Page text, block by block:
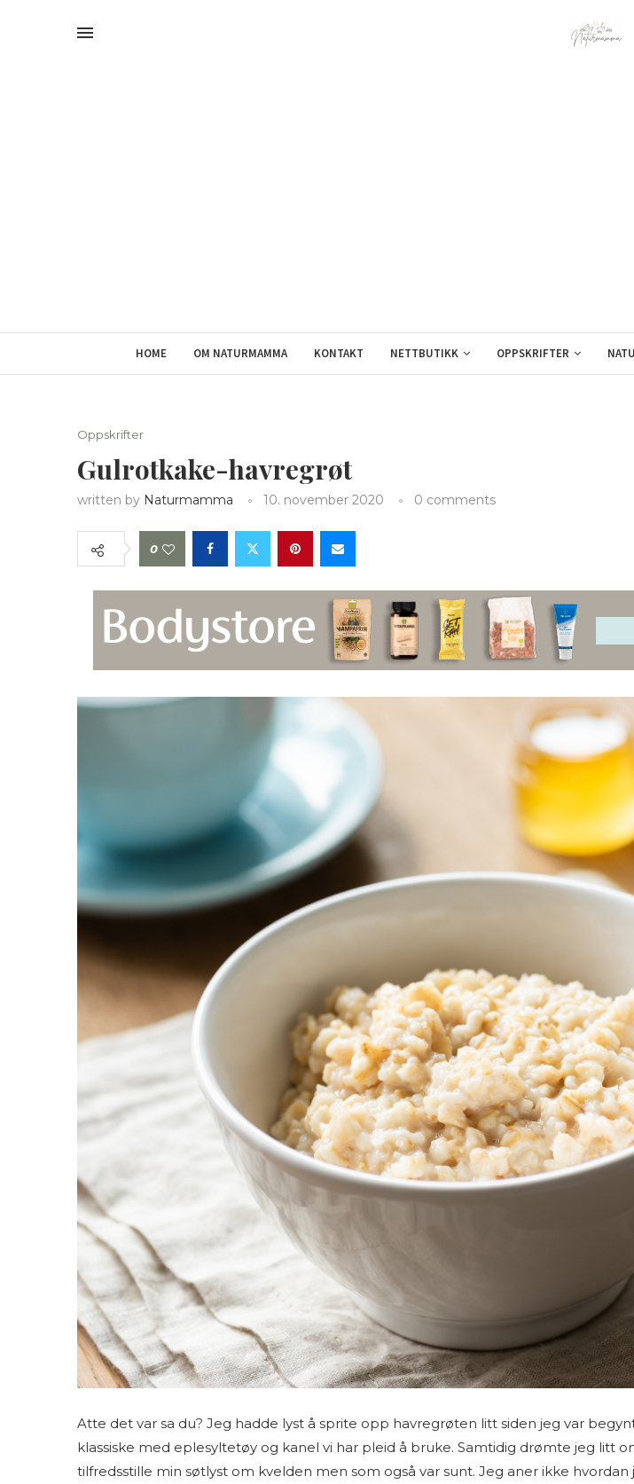
HOME OM NATURMAMMA KONTAKT NETTBUTIKK OPPSKRIFTER
Oppskrifter
Gulrotkake-havregrøt
written by Naturmamma 10. november 2020 0 comments
0
Atte det var sa du? Jeg hadde lyst å sprite opp havregrøten litt siden jeg var
klassiske med eplesyltetøy og kanel vi har pleid å bruke. Samtidig drømte jeg litt
tilfredsstille min søtlyst om kvelden men som også var sunt. Jeg aner ikke